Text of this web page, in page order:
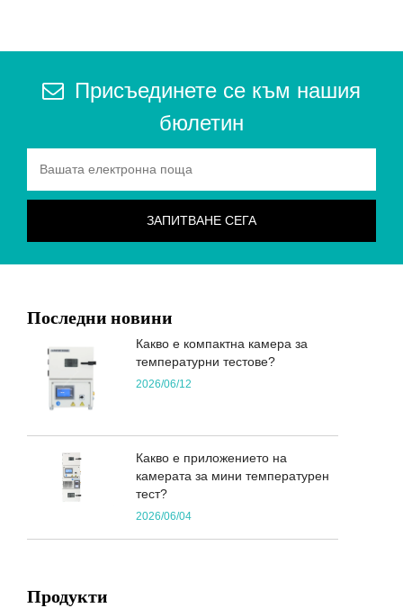
Присъединете се към нашия
бюлетин
Последни новини
Какво е компактна камера за
температурни тестове?
2026/06/12
Какво е приложението на
камерата за мини температурен
тест?
2026/06/04
Продукти